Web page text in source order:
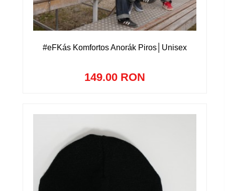
#eFKás Komfortos Anorák Piros│Unisex
149.00 RON